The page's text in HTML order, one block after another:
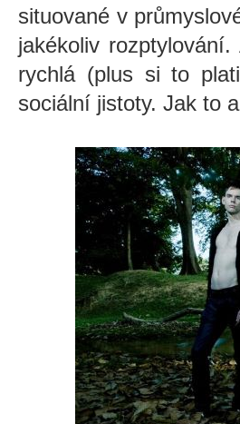
situované v
jakékoliv
rychlá (plus si to
sociální jistoty. Jak to